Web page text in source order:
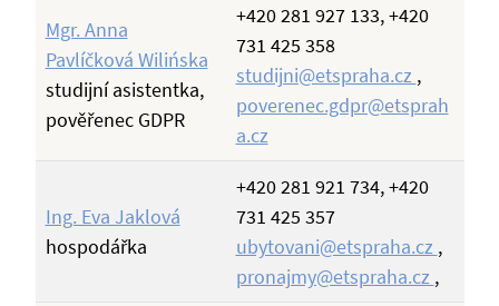
Mgr. Anna
Pavlíčková Wilińska
studijní asistentka,
pověřenec GDPR
+420 281 927 133, +420
731 425 358
studijni@etspraha.cz ,
poverenec.gdpr@etsprah
a.cz
Ing. Eva Jaklová
hospodářka
+420 281 921 734, +420
731 425 357
ubytovani@etspraha.cz ,
pronajmy@etspraha.cz ,